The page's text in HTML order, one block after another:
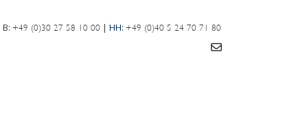
B: +49 (0)30 27 58 10 00 | HH: +49 (0)40 5 24 70 71 80